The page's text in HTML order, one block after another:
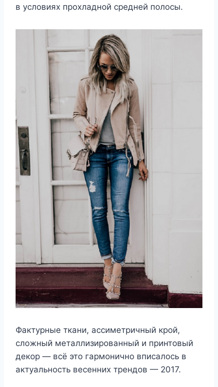
в условиях прохладной средней полосы.
Фактурные ткани, ассиметричный крой,
сложный металлизированный и принтовый
декор — всё это гармонично вписалось в
актуальность весенних трендов — 2017.